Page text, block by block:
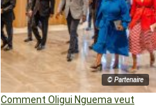
© Partenaire
Comment Oligui Nguema veut